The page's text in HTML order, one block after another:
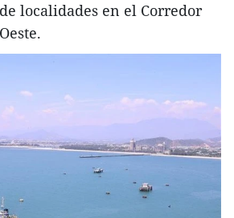
localidades en el Corredor